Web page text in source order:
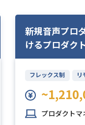
新規音声プロ
けるプロダク
フレックス制 リ
プロダクトマ